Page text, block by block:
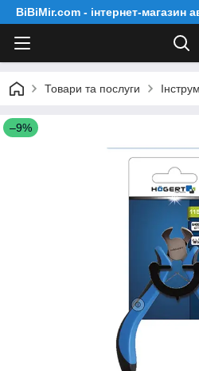
BiBiMir.com - інтернет-магазин
Товари та послуги
–9%